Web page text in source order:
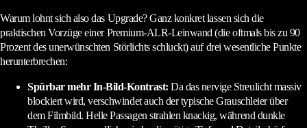
Warum lohnt sich also das Upgrade? Ganz konkret lassen sich die
praktischen Vorzüge einer Premium-ALR-Leinwand (die oftmals bis zu 90
Prozent des unerwünschten Störlichts schluckt) auf drei wesentliche Punkte
herunterbrechen:
Spürbar mehr In-Bild-Kontrast: Da das nervige Streulicht massiv
blockiert wird, verschwindet auch der typische Grauschleier über
dem Filmbild. Helle Passagen strahlen knackig, während dunkle